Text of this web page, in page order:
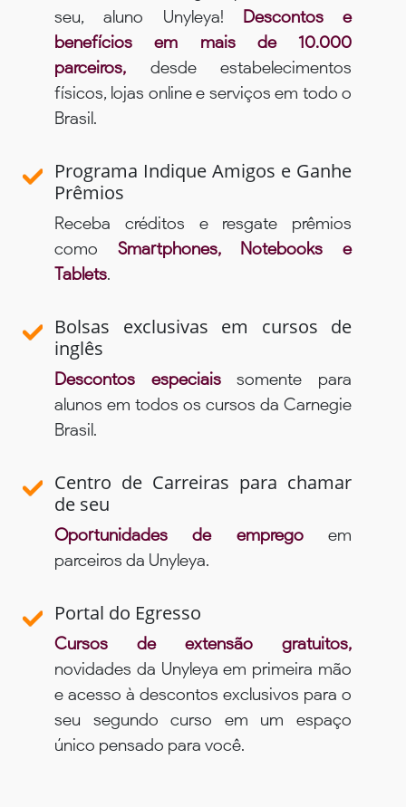
seu, aluno Unyleya! Descontos e
benefícios em mais de 10.000
parceiros, desde estabelecimentos
físicos, lojas online e serviços em todo o
Brasil.
Programa Indique Amigos e Ganhe
Prêmios
Receba créditos e resgate prêmios
como Smartphones, Notebooks e
Tablets.
Bolsas exclusivas em cursos de
inglês
Descontos especiaissomente para
alunos em todos os cursos da Carnegie
Brasil.
Centro de Carreiras para chamar
de seu
Oportunidades de empregoem
parceiros da Unyleya.
Portal do Egresso
Cursos de extensão gratuitos,
novidades da Unyleya em primeira mão
e acesso à descontos exclusivos para o
seu segundo curso em um espaço
único pensado para você.